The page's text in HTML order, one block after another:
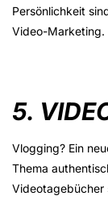
Persönlichkeit
Video-Marketing.
5.
Vlogging? Ein
Thema
Videotagebücher